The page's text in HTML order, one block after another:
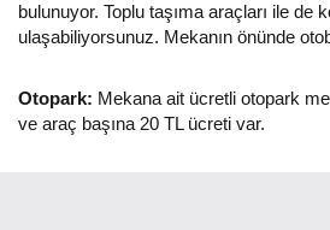
bulunuyor. Toplu taşıma araçları ile de
ulaşabiliyorsunuz. Mekanın önünde
Otopark: Mekana ait ücretli otopark
ve araç başına 20 TL ücreti var.